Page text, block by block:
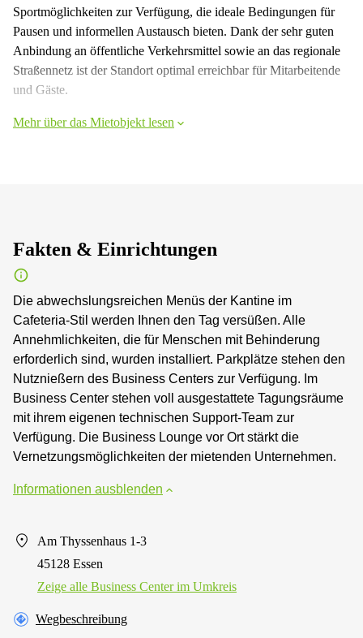
Sportmöglichkeiten zur Verfügung, die ideale Bedingungen für
Pausen und informellen Austausch bieten. Dank der sehr guten
Anbindung an öffentliche Verkehrsmittel sowie an das regionale
Straßennetz ist der Standort optimal erreichbar für Mitarbeitende
und Gäste.
Mehr über das Mietobjekt lesen
Fakten & Einrichtungen
Die abwechslungsreichen Menüs der Kantine im
Cafeteria-Stil werden Ihnen den Tag versüßen. Alle
Annehmlichkeiten, die für Menschen mit Behinderung
erforderlich sind, wurden installiert. Parkplätze stehen den
Nutznießern des Business Centers zur Verfügung. Im
Business Center stehen voll ausgestattete Tagungsräume
mit ihrem eigenen technischen Support-Team zur
Verfügung. Die Business Lounge vor Ort stärkt die
Vernetzungsmöglichkeiten der mietenden Unternehmen.
Informationen ausblenden
Am Thyssenhaus 1-3
45128 Essen
Zeige alle Business Center im Umkreis
Wegbeschreibung